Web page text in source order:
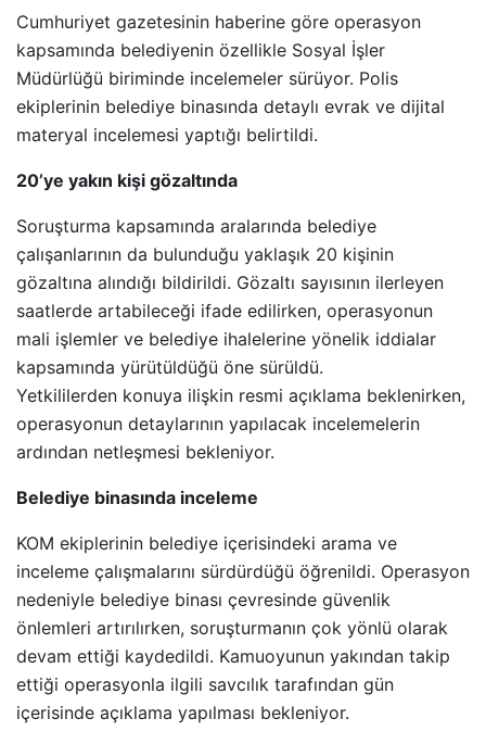
Cumhuriyet gazetesinin haberine göre operasyon
kapsamında belediyenin özellikle Sosyal İşler
Müdürlüğü biriminde incelemeler sürüyor. Polis
ekiplerinin belediye binasında detaylı evrak ve dijital
materyal incelemesi yaptığı belirtildi.
20’ye yakın kişi gözaltında
Soruşturma kapsamında aralarında belediye
çalışanlarının da bulunduğu yaklaşık 20 kişinin
gözaltına alındığı bildirildi. Gözaltı sayısının ilerleyen
saatlerde artabileceği ifade edilirken, operasyonun
mali işlemler ve belediye ihalelerine yönelik iddialar
kapsamında yürütüldüğü öne sürüldü.
Yetkililerden konuya ilişkin resmi açıklama beklenirken,
operasyonun detaylarının yapılacak incelemelerin
ardından netleşmesi bekleniyor.
Belediye binasında inceleme
KOM ekiplerinin belediye içerisindeki arama ve
inceleme çalışmalarını sürdürdüğü öğrenildi. Operasyon
nedeniyle belediye binası çevresinde güvenlik
önlemleri artırılırken, soruşturmanın çok yönlü olarak
devam ettiği kaydedildi. Kamuoyunun yakından takip
ettiği operasyonla ilgili savcılık tarafından gün
içerisinde açıklama yapılması bekleniyor.